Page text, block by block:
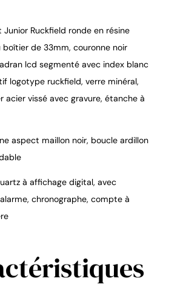
Ruckfield ronde en résine
boîtier de 33mm, couronne noir
lcd segmenté avec index blanc
logotype ruckfield, verre minéral,
acier vissé avec gravure, étanche à
aspect maillon noir, boucle ardillon
à affichage digital, avec
chronographe, compte à